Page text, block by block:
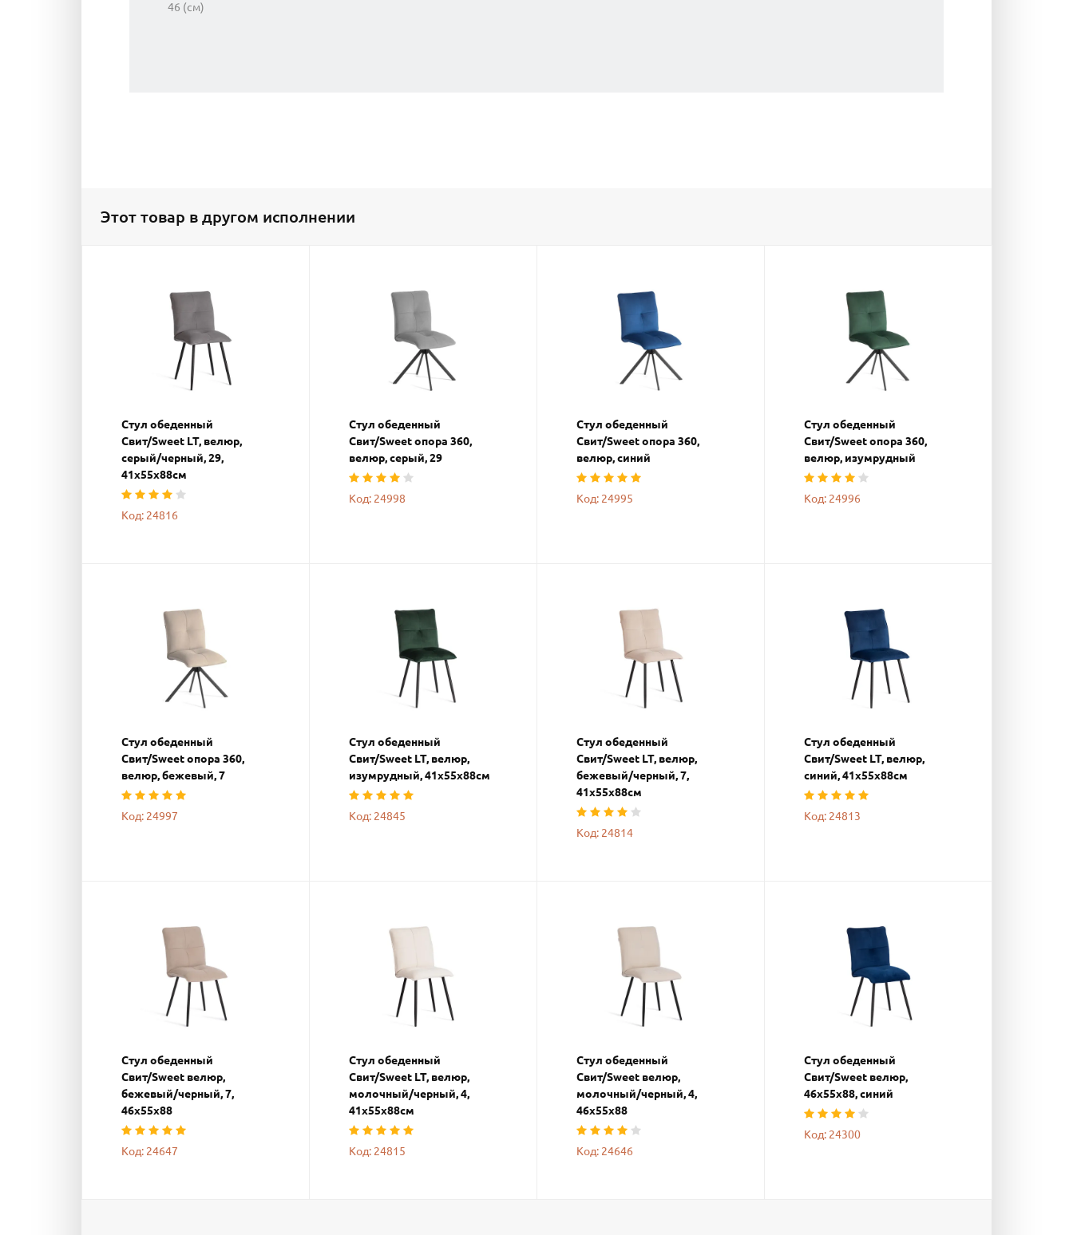
46 (см)
Этот товар в другом исполнении
Стул обеденный
Свит/Sweet LT, велюр,
серый/черный, 29,
41х55х88см
Код: 24816
Стул обеденный
Свит/Sweet опора 360,
велюр, серый, 29
Код: 24998
Стул обеденный
Свит/Sweet опора 360,
велюр, синий
Код: 24995
Стул обеденный
Свит/Sweet опора 360,
велюр, изумрудный
Код: 24996
Стул обеденный
Свит/Sweet опора 360,
велюр, бежевый, 7
Код: 24997
Стул обеденный
Свит/Sweet LT, велюр,
изумрудный, 41х55х88см
Код: 24845
Стул обеденный
Свит/Sweet LT, велюр,
бежевый/черный, 7,
41х55х88см
Код: 24814
Стул обеденный
Свит/Sweet LT, велюр,
синий, 41х55х88см
Код: 24813
Стул обеденный
Свит/Sweet велюр,
бежевый/черный, 7,
46х55х88
Код: 24647
Стул обеденный
Свит/Sweet LT, велюр,
молочный/черный, 4,
41х55х88см
Код: 24815
Стул обеденный
Свит/Sweet велюр,
молочный/черный, 4,
46х55х88
Код: 24646
Стул обеденный
Свит/Sweet велюр,
46х55х88, синий
Код: 24300